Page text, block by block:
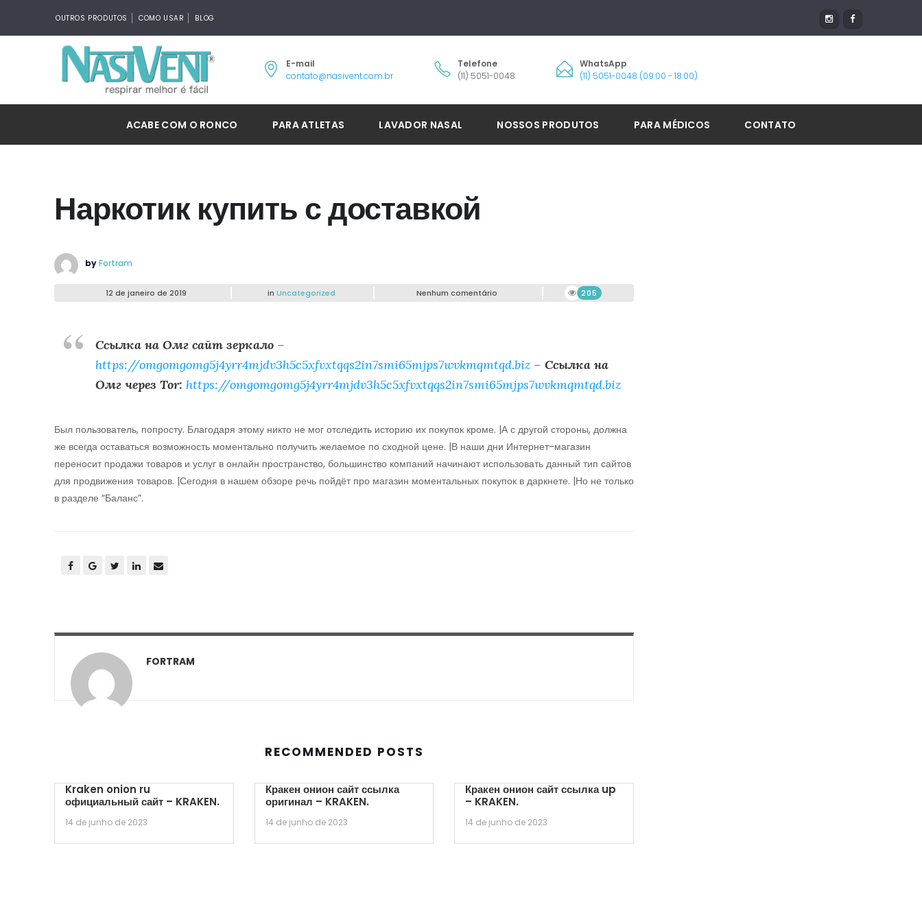
OUTROS PRODUTOS COMO USAR BLOG
E-mail
contato@nasivent.com.br
Telefone
(11) 5051-0048
WhatsApp
(11) 5051-0048 (09:00 - 18:00)
ACABE COM O RONCO PARA ATLETAS LAVADOR NASAL NOSSOS PRODUTOS PARA MÉDICOS CONTATO
Наркотик купить с доставкой
byFortram
12 de janeiro de 2019 in Uncategorized Nenhum comentário 205
Ссылка на Омг сайт зеркало –
https://omgomgomg5j4yrr4mjdv3h5c5xfvxtqqs2in7smi65mjps7wvkmqmtqd.biz – Ссылка на
Омг через Tor: https://omgomgomg5j4yrr4mjdv3h5c5xfvxtqqs2in7smi65mjps7wvkmqmtqd.biz
Был пользователь, попросту. Благодаря этому никто не мог отследить историю их покупок кроме. |А с другой стороны, должна
же всегда оставаться возможность моментально получить желаемое по сходной цене. |В наши дни Интернет-магазин
переносит продажи товаров и услуг в онлайн пространство, большинство компаний начинают использовать данный тип сайтов
для продвижения товаров. |Сегодня в нашем обзоре речь пойдёт про магазин моментальных покупок в даркнете. |Но не только
в разделе “Баланс”.
FORTRAM
RECOMMENDED POSTS
Kraken onion ru
официальный сайт – KRAKEN.
14 de junho de 2023
Кракен онион сайт ссылка
оригинал – KRAKEN.
14 de junho de 2023
Кракен онион сайт ссылка up
– KRAKEN.
14 de junho de 2023